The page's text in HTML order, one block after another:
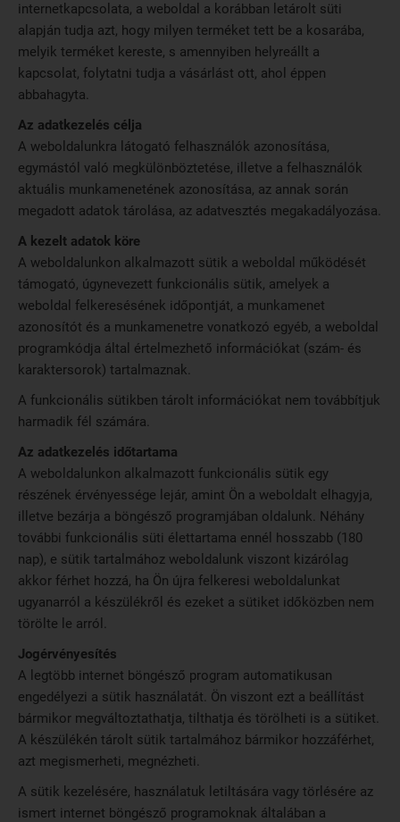
internetkapcsolata, a weboldal a korábban letárolt süti
alapján tudja azt, hogy milyen terméket tett be a kosarába,
melyik terméket kereste, s amennyiben helyreállt a
kapcsolat, folytatni tudja a vásárlást ott, ahol éppen
abbahagyta.
Az adatkezelés célja
A weboldalunkra látogató felhasználók azonosítása,
egymástól való megkülönböztetése, illetve a felhasználók
aktuális munkamenetének azonosítása, az annak során
megadott adatok tárolása, az adatvesztés megakadályozása.
A kezelt adatok köre
A weboldalunkon alkalmazott sütik a weboldal működését
támogató, úgynevezett funkcionális sütik, amelyek a
weboldal felkeresésének időpontját, a munkamenet
azonosítót és a munkamenetre vonatkozó egyéb, a weboldal
programkódja által értelmezhető információkat (szám- és
karaktersorok) tartalmaznak.
A funkcionális sütikben tárolt információkat nem továbbítjuk
harmadik fél számára.
Az adatkezelés időtartama
A weboldalunkon alkalmazott funkcionális sütik egy
részének érvényessége lejár, amint Ön a weboldalt elhagyja,
illetve bezárja a böngésző programjában oldalunk. Néhány
további funkcionális süti élettartama ennél hosszabb (180
nap), e sütik tartalmához weboldalunk viszont kizárólag
akkor férhet hozzá, ha Ön újra felkeresi weboldalunkat
ugyanarról a készülékről és ezeket a sütiket időközben nem
törölte le arról.
Jogérvényesítés
A legtöbb internet böngésző program automatikusan
engedélyezi a sütik használatát. Ön viszont ezt a beállítást
bármikor megváltoztathatja, tilthatja és törölheti is a sütiket.
A készülékén tárolt sütik tartalmához bármikor hozzáférhet,
azt megismerheti, megnézheti.
A sütik kezelésére, használatuk letiltására vagy törlésére az
ismert internet böngésző programoknak általában a